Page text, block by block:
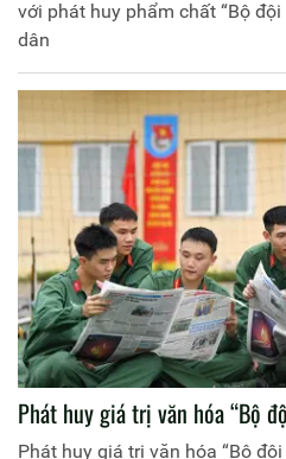
với phát huy phẩm chất “Bộ đội
dân
Phát huy giá trị văn hóa “Bộ
Phát huy giá trị văn hóa “Bộ